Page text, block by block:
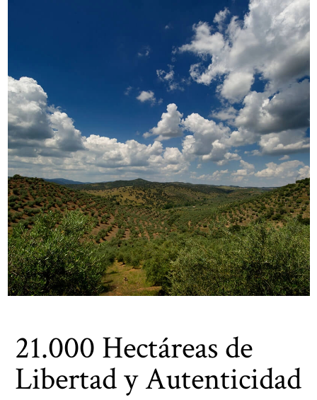
21.000 Hectáreas de
Libertad y Autenticidad